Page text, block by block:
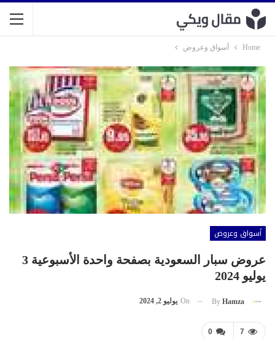
Home أسواق وعروض
أسواق وعروض
عروض سبار السعودية بصفحة واحدة الأسبوعية 3
يوليو 2024
By Hamza
On يوليو 2, 2024
0 7